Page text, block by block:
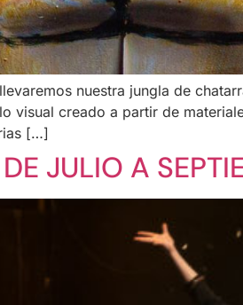
nuestra jungla de
visual creado a partir de
[…]
JULIO A